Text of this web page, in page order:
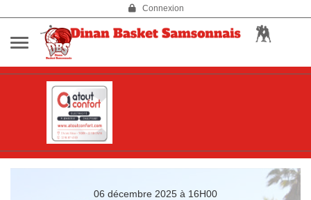
Connexion
06 décembre 2025 à 16H00
Panneau de gestion des cookies